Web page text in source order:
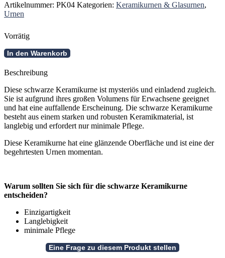
Artikelnummer: PK04 Kategorien: Keramikurnen & Glasurnen,
Urnen
Vorrätig
Schwarze
Menge
In den Warenkorb
Beschreibung
Diese schwarze Keramikurne ist mysteriös und einladend zugleich.
Sie ist aufgrund ihres großen Volumens für Erwachsene geeignet
und hat eine auffallende Erscheinung. Die schwarze Keramikurne
besteht aus einem starken und robusten Keramikmaterial, ist
langlebig und erfordert nur minimale Pflege.
Diese Keramikurne hat eine glänzende Oberfläche und ist eine der
begehrtesten Urnen momentan.
Warum sollten Sie sich für die schwarze Keramikurne
entscheiden?
Einzigartigkeit
Langlebigkeit
minimale Pflege